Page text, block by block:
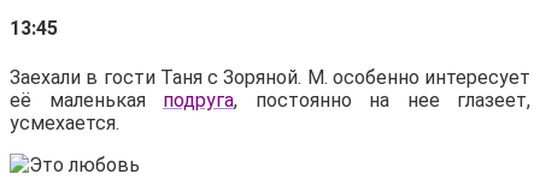
13:45
Заехали в гости Таня с Зоряной. М. особенно интересует
её маленькая подруга, постоянно на нее глазеет,
усмехается.